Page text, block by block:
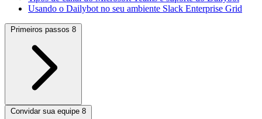
Usando o Dailybot no seu ambiente Slack Enterprise Grid
Primeiros passos 8
Convidar sua equipe 8